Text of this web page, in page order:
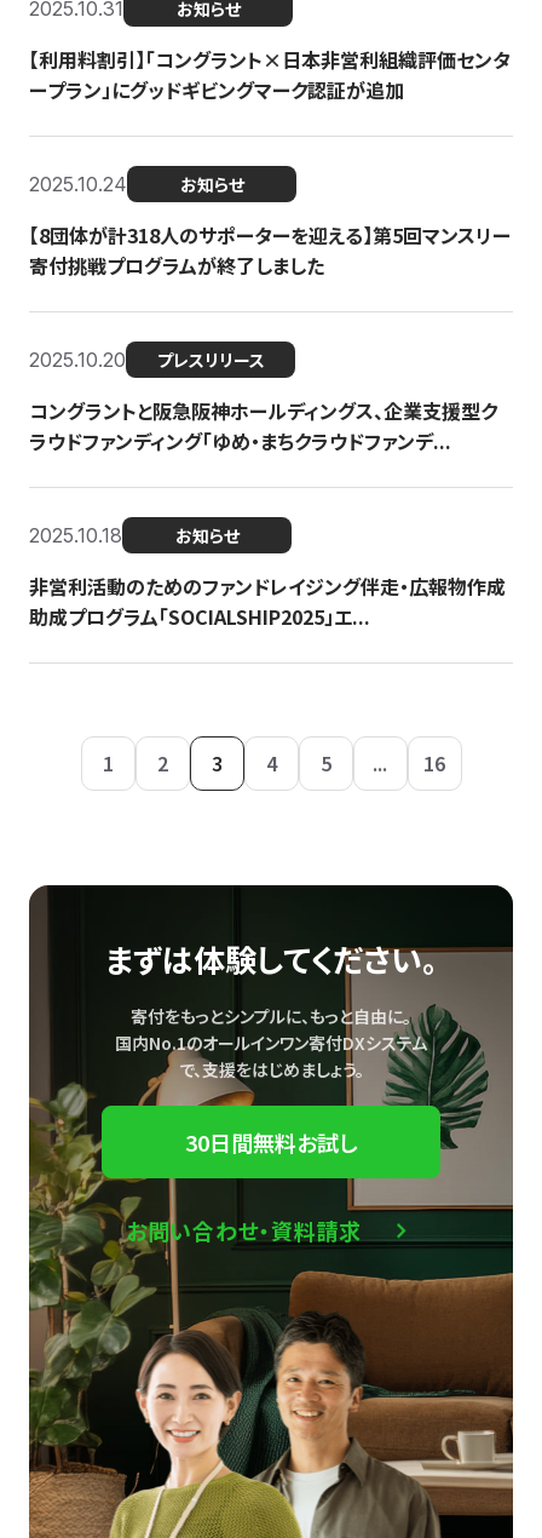
2025.10.31 お知らせ
【利用料割引】「コングラント×日本非営利組織評価センタ
ープラン」にグッドギビングマーク認証が追加
2025.10.24 お知らせ
【8団体が計318人のサポーターを迎える】​​第5回マンスリー
寄付挑戦プログラムが終了しました
2025.10.20 プレスリリース
コングラントと阪急阪神ホールディングス、企業支援型ク
ラウドファンディング「ゆめ・まちクラウドファンデ...
2025.10.18 お知らせ
非営利活動のためのファンドレイジング伴走・広報物作成
助成プログラム「SOCIALSHIP2025」エ...
1 2 3 4 5 ... 16
まずは体験してください。
寄付をもっとシンプルに、もっと自由に。
国内No.1のオールインワン寄付DXシステム
で、支援をはじめましょう。
30日間無料お試し
お問い合わせ・資料請求